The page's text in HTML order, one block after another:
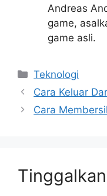
Andreas
game,
game asli.
Kategori
Teknologi
Cara Keluar
Cara